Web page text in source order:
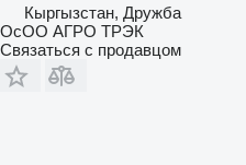
Кыргызстан, Дружба
ОсОО АГРО ТРЭК
Связаться с продавцом